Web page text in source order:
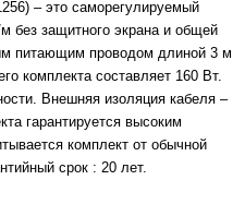
– это саморегулируемый
без защитного экрана и общей
питающим проводом длиной 3 м
комплекта составляет 160 Вт.
Внешняя изоляция кабеля –
гарантируется высоким
комплект от обычной
срок : 20 лет.